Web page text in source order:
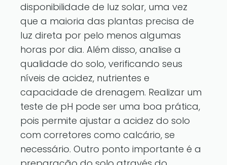
disponibilidade de luz solar, uma vez
que a maioria das plantas precisa de
luz direta por pelo menos algumas
horas por dia. Além disso, analise a
qualidade do solo, verificando seus
níveis de acidez, nutrientes e
capacidade de drenagem. Realizar um
teste de pH pode ser uma boa prática,
pois permite ajustar a acidez do solo
com corretores como calcário, se
necessário. Outro ponto importante é a